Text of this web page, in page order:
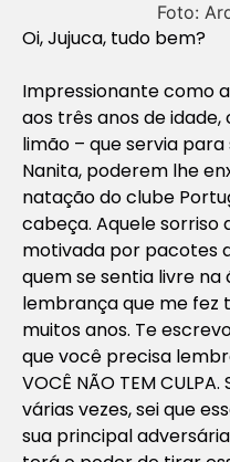
Foto:
Oi, Jujuca, tudo bem?
Impressionante como
aos três anos de
limão – que servia para
Nanita, poderem lhe
natação do clube
cabeça. Aquele
motivada por pacotes
quem se sentia livre na
lembrança que me fez
muitos anos. Te
que você precisa
VOCÊ NÃO TEM
várias vezes, sei que
sua principal